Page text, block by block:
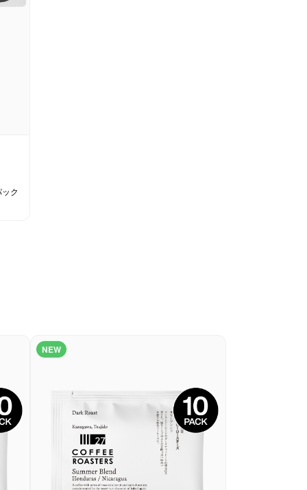
ク
NEW